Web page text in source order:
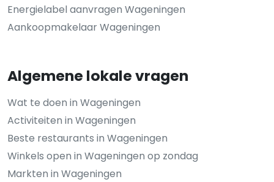
Energielabel aanvragen Wageningen
Aankoopmakelaar Wageningen
Algemene lokale vragen
Wat te doen in Wageningen
Activiteiten in Wageningen
Beste restaurants in Wageningen
Winkels open in Wageningen op zondag
Markten in Wageningen